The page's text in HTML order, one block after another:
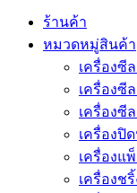
ร้านค้า
หมวดหมู่สินค้า
เครื่องซี
เครื่องซี
เครื่องซี
เครื่องปิ
เครื่องแ
เครื่องช